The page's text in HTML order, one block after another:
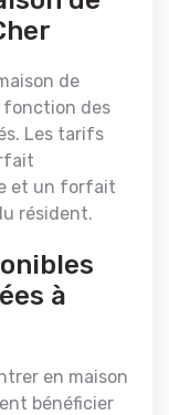
de
fonction des
Les tarifs
et un forfait
résident.
à
en maison
bénéficier